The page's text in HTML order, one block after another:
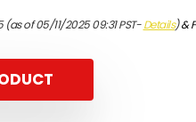
(as of 05/11/2025 09:31 PST-Details)&